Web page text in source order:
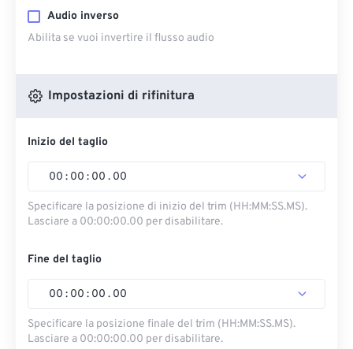
Audio inverso
Abilita se vuoi invertire il flusso audio
Impostazioni di rifinitura
Inizio del taglio
00 : 00 : 00 . 00
Specificare la posizione di inizio del trim (HH:MM:SS.MS).
Lasciare a 00:00:00.00 per disabilitare.
Fine del taglio
00 : 00 : 00 . 00
Specificare la posizione finale del trim (HH:MM:SS.MS).
Lasciare a 00:00:00.00 per disabilitare.